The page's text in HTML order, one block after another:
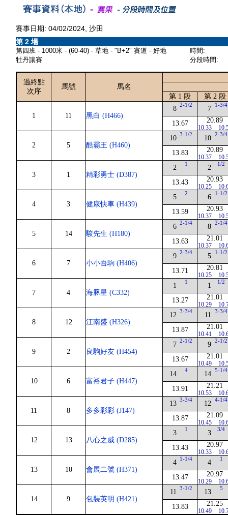
賽事日期: 04/02/2024, 沙田
第 2 場
第四班 - 1000米 - (60-40) - 草地 - "B+2" 賽道 - 好地
牡丹讓賽
時間:
分段時間:
過終點
次序
馬號
馬名
第 1 段
第 2 段
1 11 黑白 (H466)
8 2-1/2
13.67
7 1-3/4
20.89
10.33
2 5 酷霸王 (H460)
10 3-1/2
13.83
10 2-3/4
20.89
10.37
3 1 精彩勇士 (D387)
2 1
13.43
2 1/2
20.93
10.25
4 3 健康快車 (H439)
5 2
13.59
6 1-1/2
20.93
10.37
5 14 駿先生 (H180)
6 2-1/4
13.63
8 2-1/4
21.01
10.37
6 7 小小吾駒 (H406)
9 2-3/4
13.71
5 1-1/2
20.81
10.25
7 4 海豚星 (C332)
1 1
13.27
1 1/2
21.01
10.29
8 12 江南盛 (H326)
12 3-3/4
13.87
11 3-3/4
21.01
10.41
9 2 良駒好友 (H454)
7 2-1/2
13.67
9 2-1/2
21.01
10.49
10 6 富裕君子 (H447)
14 4
13.91
14 5-1/4
21.21
10.53
11 8 多多彩彩 (J147)
13 3-3/4
13.87
12 4-1/4
21.09
10.45
12 13 八心之威 (D285)
3 1
13.43
3 3/4
20.97
10.33
13 10 會展二號 (H371)
4 1-1/4
13.47
4 1
20.97
10.29
14 9 包裝英明 (H421)
11 3-1/2
13.83
13 5
21.25
10.49